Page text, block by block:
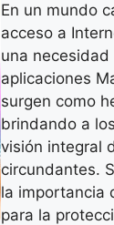
En un mundo
acceso a
una
aplicaciones
surgen como
brindando a
visión integral
circundantes.
la importancia
para la